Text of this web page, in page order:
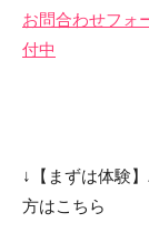
お問合わせフォ
付中
↓【まずは体験
方はこちら